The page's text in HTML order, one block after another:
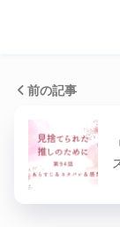
前の記事